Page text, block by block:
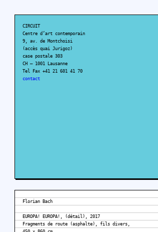
CIRCUIT
Centre d’art contemporain
9, av. de Montchoisi
(accès quai Jurigoz)
case postale 303
CH – 1001 Lausanne
Tel Fax +41 21 601 41 70
contact
Florian Bach
EUROPA! EUROPA!, (détail), 2017
Fragments de route (asphalte), fils divers,